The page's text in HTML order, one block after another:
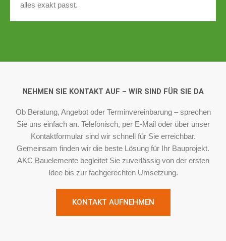
alles exakt passt.
NEHMEN SIE KONTAKT AUF – WIR SIND FÜR SIE DA
Ob Beratung, Angebot oder Terminvereinbarung – sprechen
Sie uns einfach an. Telefonisch, per E-Mail oder über unser
Kontaktformular sind wir schnell für Sie erreichbar.
Gemeinsam finden wir die beste Lösung für Ihr Bauprojekt.
AKC Bauelemente begleitet Sie zuverlässig von der ersten
Idee bis zur fachgerechten Umsetzung.
KONTAKT AUFNEHMEN